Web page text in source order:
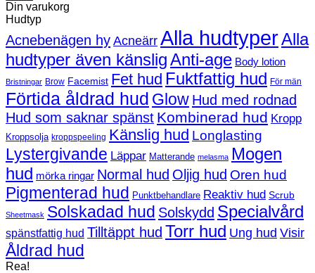
Din varukorg
Hudtyp
Acnebenägen hy Acneärr Alla hudtyperAlla
hudtyper även känsligAnti-age Body lotion
Bristningar Brow Facemist Fet hud Fuktfattig hud För män
Förtida åldrad hud Glow Hud med rodnad
Hud som saknar spänst Kombinerad hud Kropp
Kroppsolja kroppspeeling Känslig hud Longlasting
Lystergivande Läppar Matterande melasma Mogen
hud mörka ringar Normal hud Oljig hud Oren hud
Pigmenterad hud Punktbehandlare Reaktiv hud Scrub
Sheetmask Solskadad hud Solskydd Specialvård
spänstfattig hud Tilltäppt hud Torr hud Ung hud Visir
Åldrad hud
Rea!